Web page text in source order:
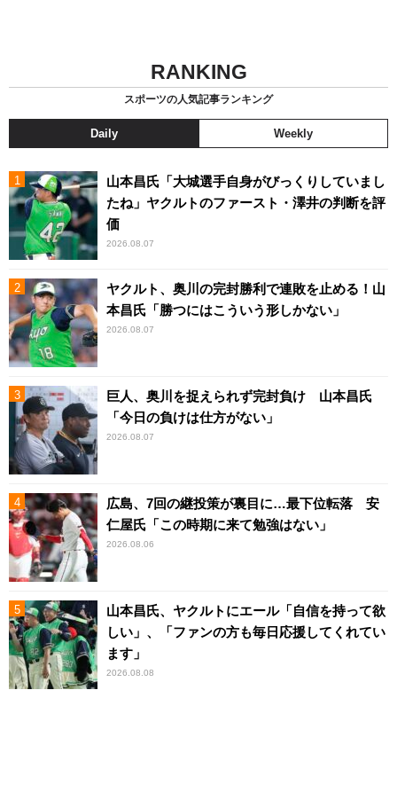
RANKING
スポーツの人気記事ランキング
Daily Weekly
山本昌氏「大城選手自身がびっくりしていまし
たね」ヤクルトのファースト・澤井の判断を評
価
2026.08.07
ヤクルト、奥川の完封勝利で連敗を止める！山
本昌氏「勝つにはこういう形しかない」
2026.08.07
巨人、奥川を捉えられず完封負け 山本昌氏
「今日の負けは仕方がない」
2026.08.07
広島、7回の継投策が裏目に…最下位転落 安
仁屋氏「この時期に来て勉強はない」
2026.08.06
山本昌氏、ヤクルトにエール「自信を持って欲
しい」、「ファンの方も毎日応援してくれてい
ます」
2026.08.08